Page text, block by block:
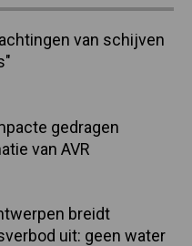
van schijven
gedragen
van AVR
breidt
uit: geen water